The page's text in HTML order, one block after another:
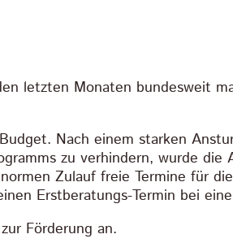
letzten Monaten bundesweit
Nach einem starken
zu verhindern, wurde die
Zulauf freie Termine für
Erstberatungs-Termin bei
Förderung an.